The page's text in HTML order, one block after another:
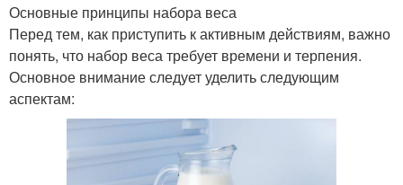
Основные принципы набора веса
Перед тем, как приступить к активным действиям, важно
понять, что набор веса требует времени и терпения.
Основное внимание следует уделить следующим
аспектам: